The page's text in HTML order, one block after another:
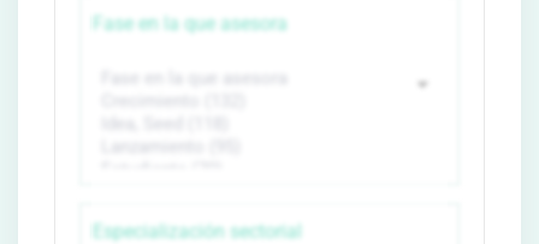
Fase en la que asesora
Especialización sectorial